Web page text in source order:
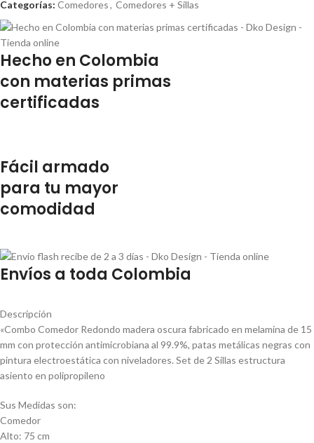
Categorías: Comedores, Comedores + Sillas
Hecho en Colombia
con materias primas
certificadas
Fácil armado
para tu mayor
comodidad
Envíos a toda Colombia
Descripción
«Combo Comedor Redondo madera oscura fabricado en melamina de 15
mm con protección antimicrobiana al 99.9%, patas metálicas negras con
pintura electroestática con niveladores. Set de 2 Sillas estructura
asiento en polipropileno
Sus Medidas son:
Comedor
Alto: 75 cm